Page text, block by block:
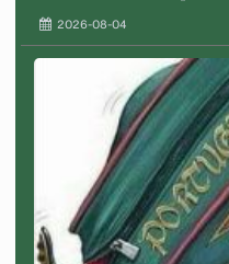
2026-08-04